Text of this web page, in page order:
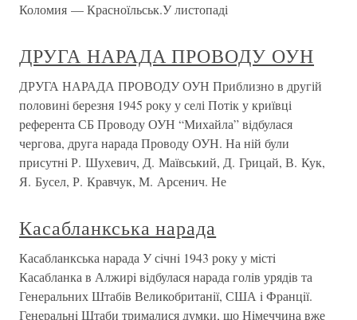
Коломия — Красноїльськ.У листопаді
ДРУГА НАРАДА ПРОВОДУ ОУН
ДРУГА НАРАДА ПРОВОДУ ОУН Приблизно в другій
половині березня 1945 року у селі Потік у криївці
референта СБ Проводу ОУН “Михайла” відбулася
чергова, друга нарада Проводу ОУН. На ній були
присутні Р. Шухевич, Д. Маївський, Д. Грицай, В. Кук,
Я. Бусел, Р. Кравчук, М. Арсенич. Не
Касабланкська нарада
Касабланкська нарада У сiчнi 1943 року у мiстi
Касабланка в Алжирi вiдбулася нарада голiв урядiв та
Генеральних Штабiв Великобританiї, США i Францiї.
Генеральнi Штаби трималися думки, що Нiмеччина вже